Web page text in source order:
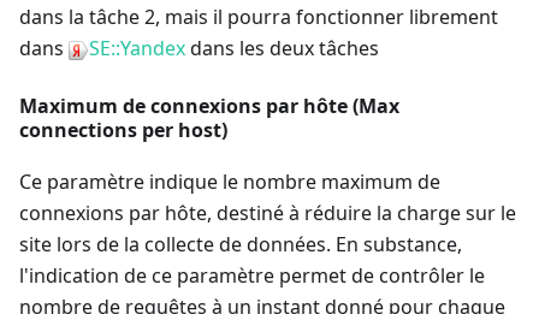
dans la tâche 2, mais il pourra fonctionner librement
dans
SE::Yandexdans les deux tâches
Maximum de connexions par hôte (Max
connections per host)
Ce paramètre indique le nombre maximum de
connexions par hôte, destiné à réduire la charge sur le
site lors de la collecte de données. En substance,
l'indication de ce paramètre permet de contrôler le
nombre de requêtes à un instant donné pour chaque